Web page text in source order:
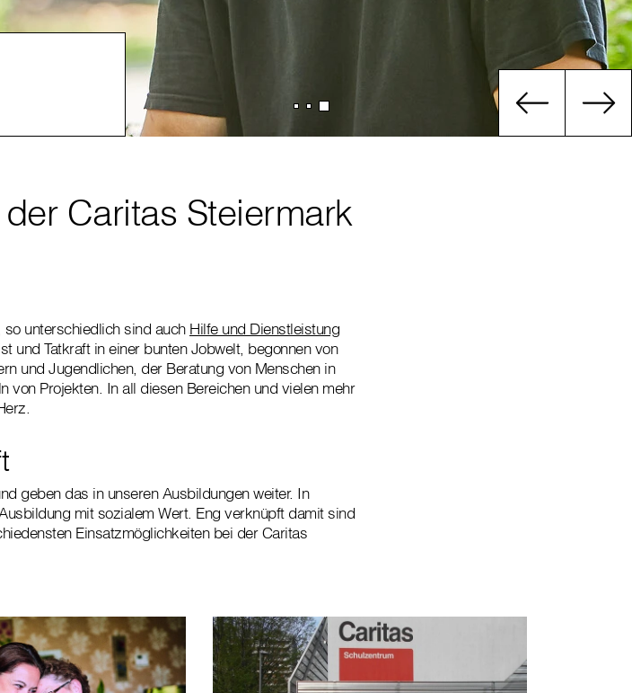
Caritas Steiermark
unterschiedlich sind auch Hilfe und Dienstleistung
und Tatkraft in einer bunten Jobwelt, begonnen von
und Jugendlichen, der Beratung von Menschen in
Projekten. In all diesen Bereichen und vielen mehr
geben das in unseren Ausbildungen weiter. In
mit sozialem Wert. Eng verknüpft damit sind
Einsatzmöglichkeiten bei der Caritas